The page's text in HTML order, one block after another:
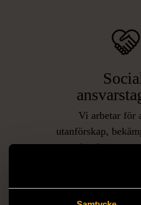
Vi arbetar för
utanförskap,
och stötta